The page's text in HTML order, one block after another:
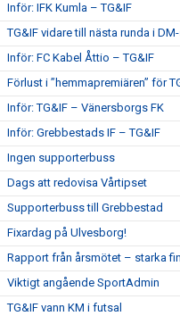
Inför: IFK Kumla – TG&IF
TG&IF vidare till nästa runda i
Inför: FC Kabel Åttio – TG&IF
Förlust i ”hemmapremiären” för
Inför: TG&IF – Vänersborgs FK
Inför: Grebbestads IF – TG&IF
Ingen supporterbuss
Dags att redovisa Vårtipset
Supporterbuss till Grebbestad
Fixardag på Ulvesborg!
Rapport från årsmötet – starka
Viktigt angående SportAdmin
TG&IF vann KM i futsal